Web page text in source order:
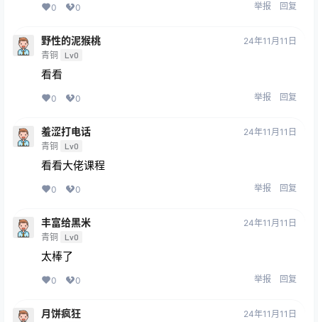
0 0 举报 回复
野性的泥猴桃
青铜 Lv0
24年11月11日
看看
0 0 举报 回复
羞涩打电话
青铜 Lv0
24年11月11日
看看大佬课程
0 0 举报 回复
丰富给黑米
青铜 Lv0
24年11月11日
太棒了
0 0 举报 回复
月饼疯狂 24年11月11日